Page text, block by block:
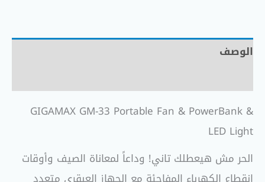
الوصف
GIGAMAX GM-33 Portable Fan & PowerBank &
LED Light
الحر مش هيعطلك تاني! وداعاً لمعاناة الصيف وأوقات